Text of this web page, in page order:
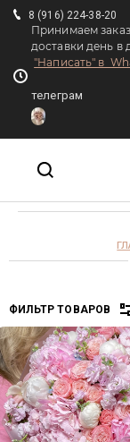
8 (916) 224-38-20
Принимаем
доставки день в
"Написать" в
телеграм
Премиум
Авторские
Сборные
ФИЛЬТР ТОВАРОВ
Цена руб.:
от